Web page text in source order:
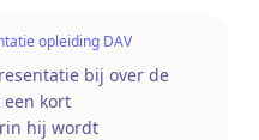
opleiding DAV
bij over de
een kort
hij wordt